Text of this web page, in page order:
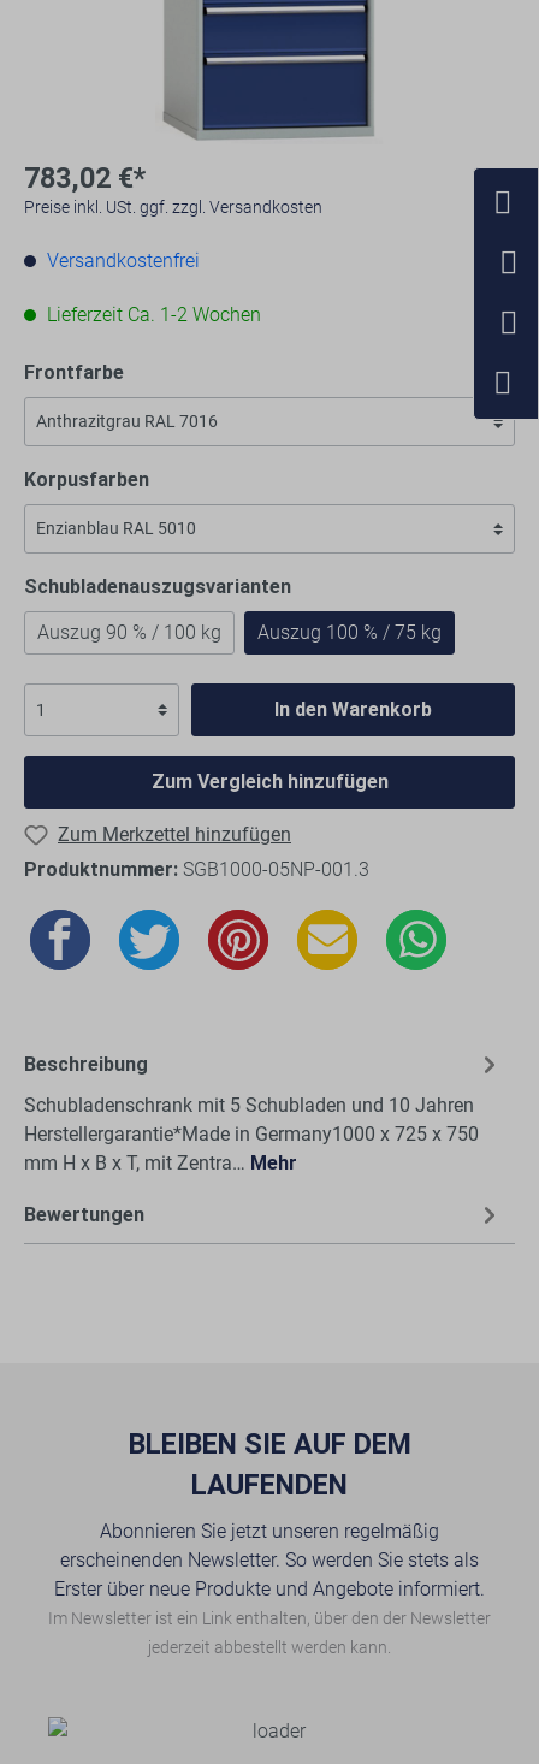
783,02 €*
Preise inkl. USt. ggf. zzgl. Versandkosten
Versandkostenfrei
Lieferzeit Ca. 1-2 Wochen
Frontfarbe
Korpusfarben
Schubladenauszugsvarianten
Auszug 90 % / 100 kg
Auszug 100 % / 75 kg
In den Warenkorb
Zum Vergleich hinzufügen
Zum Merkzettel hinzufügen
Produktnummer: SGB1000-05NP-001.3
Beschreibung
Schubladenschrank mit 5 Schubladen und 10 Jahren
Herstellergarantie*Made in Germany1000 x 725 x 750
mm H x B x T, mit Zentra… Mehr
Bewertungen
BLEIBEN SIE AUF DEM
LAUFENDEN
Abonnieren Sie jetzt unseren regelmäßig
erscheinenden Newsletter. So werden Sie stets als
Erster über neue Produkte und Angebote informiert.
Im Newsletter ist ein Link enthalten, über den der Newsletter
jederzeit abbestellt werden kann.